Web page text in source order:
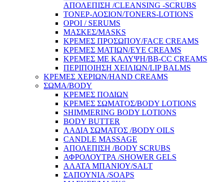
ΑΠΟΛΕΠΙΣΗ /CLEANSING -SCRUBS
ΤΟΝΕΡ-ΛΟΣΙΟΝ/TONERS-LOTIONS
ΟΡΟΙ / SERUMS
ΜΑΣΚΕΣ/MASKS
ΚΡΕΜΕΣ ΠΡΟΣΩΠΟΥ/FACE CREAMS
ΚΡΕΜΕΣ ΜΑΤΙΩΝ/EYE CREAMS
ΚΡΕΜΕΣ ΜΕ ΚΑΛΥΨΗ/BB-CC CREAMS
ΠΕΡΙΠΟΙΗΣΗ ΧΕΙΛΙΩΝ/LIP BALMS
ΚΡΕΜΕΣ ΧΕΡΙΩΝ/HAND CREAMS
ΣΩΜΑ/BODY
ΚΡΕΜΕΣ ΠΟΔΙΩΝ
ΚΡΕΜΕΣ ΣΩΜΑΤΟΣ/BODY LOTIONS
SHIMMERING BODY LOTIONS
BODY BUTTER
ΛΑΔΙΑ ΣΩΜΑΤΟΣ /BODY OILS
CANDLE MASSAGE
ΑΠΟΛΕΠΙΣΗ /BODY SCRUBS
ΑΦΡΟΛΟΥΤΡΑ /SHOWER GELS
ΑΛΑΤΑ ΜΠΑΝΙΟΥ/SALT
ΣΑΠΟΥΝΙΑ /SOAPS